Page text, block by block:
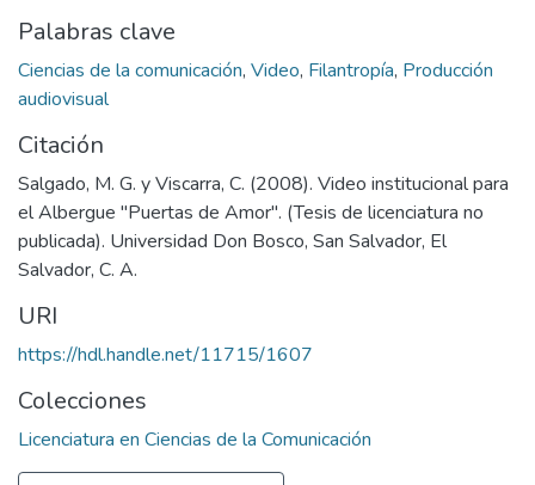
Palabras clave
Ciencias de la comunicación, Video, Filantropía, Producción
audiovisual
Citación
Salgado, M. G. y Viscarra, C. (2008). Video institucional para
el Albergue "Puertas de Amor". (Tesis de licenciatura no
publicada). Universidad Don Bosco, San Salvador, El
Salvador, C. A.
URI
https://hdl.handle.net/11715/1607
Colecciones
Licenciatura en Ciencias de la Comunicación